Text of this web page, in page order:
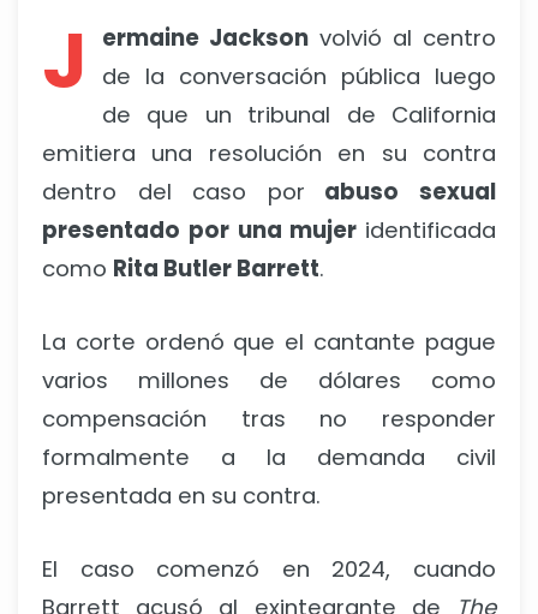
J ermaine Jackson volvió al centro
de la conversación pública luego
de que un tribunal de California
emitiera una resolución en su contra
dentro del caso por abuso sexual
presentado por una mujer identificada
como Rita Butler Barrett.
La corte ordenó que el cantante pague
varios millones de dólares como
compensación tras no responder
formalmente a la demanda civil
presentada en su contra.
El caso comenzó en 2024, cuando
Barrett acusó al exintegrante de
The